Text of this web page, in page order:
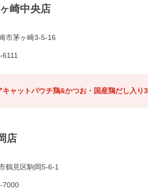
崎中央店
市茅ヶ崎3-5-16
キャットパウチ鶏&かつお・国産鶏だし入り
店
鶴見区駒岡5-6-1
7000